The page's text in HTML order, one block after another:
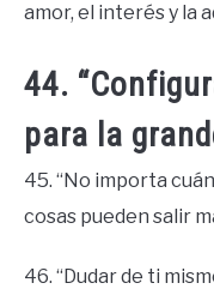
amor, el interés y la
44.
para la
45. “No importa
cosas pueden salir
46. “Dudar de ti